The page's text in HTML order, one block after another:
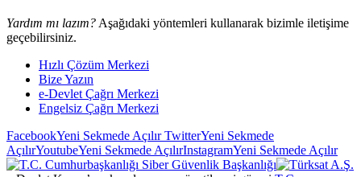
Yardım mı lazım? Aşağıdaki yöntemleri kullanarak bizimle iletişime
geçebilirsiniz.
Hızlı Çözüm Merkezi
Bize Yazın
e-Devlet Çağrı Merkezi
Engelsiz Çağrı Merkezi
FacebookYeni Sekmede AçılırTwitterYeni Sekmede
AçılırYoutubeYeni Sekmede AçılırInstagramYeni Sekmede Açılır